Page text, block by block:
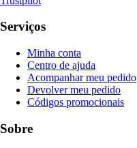
Serviços
Minha conta
Centro de ajuda
Acompanhar meu pedido
Devolver meu pedido
Códigos promocionais
Sobre